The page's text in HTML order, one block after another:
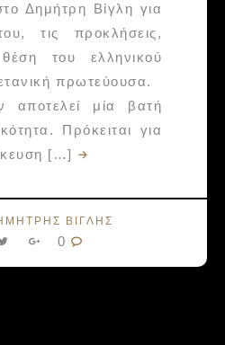
Δημήτρη Βίγλη για
τις προκλήσεις,
του ελληνικού
πρωτεύουσα.
αποτελεί μία βατή
Πρόκειται για
[…]
ΒΙΓΛΗΣ
0